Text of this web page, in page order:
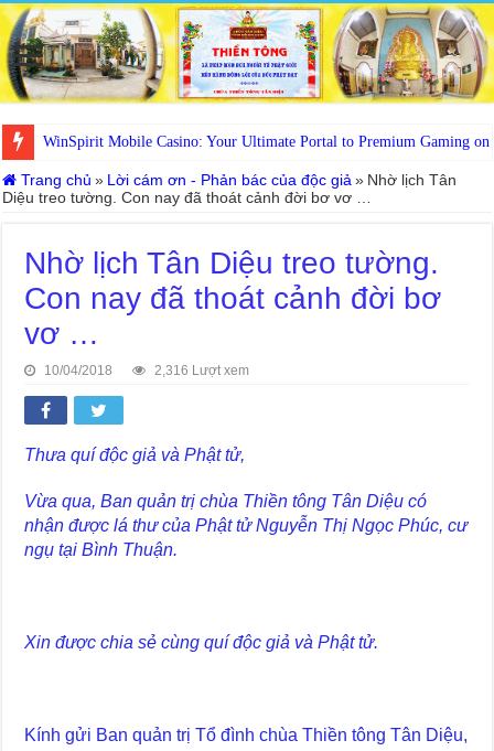
WinSpirit Mobile Casino: Your Ultimate Portal to Premium Gaming on
Trang chủ » Lời cám ơn - Phản bác của độc giả » Nhờ lịch Tân
Diệu treo tường. Con nay đã thoát cảnh đời bơ vơ …
Nhờ lịch Tân Diệu treo tường.
Con nay đã thoát cảnh đời bơ
vơ …
10/04/2018 2,316 Lượt xem
Thưa quí độc giả và Phật tử,
Vừa qua, Ban quản trị chùa Thiền tông Tân Diệu có
nhận được lá thư của Phật tử Nguyễn Thị Ngọc Phúc, cư
ngụ tại Bình Thuận.
Xin được chia sẻ cùng quí độc giả và Phật tử.
Kính gửi Ban quản trị Tổ đình chùa Thiền tông Tân Diệu,